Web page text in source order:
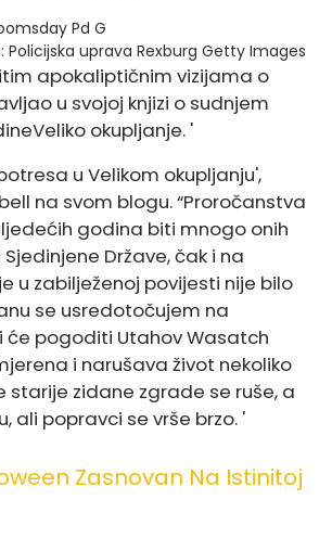
Policijska uprava Rexburg Getty Images
apokaliptičnim vizijama o
u svojoj knjizi o sudnjem
Veliko okupljanje. '
u Velikom okupljanju',
na svom blogu. “Proročanstva
godina biti mnogo onih
Države, čak i na
u zabilježenoj povijesti nije bilo
se usredotočujem na
će pogoditi Utahov Wasatch
i narušava život nekoliko
starije zidane zgrade se ruše, a
ali popravci se vrše brzo. '
Zasnovan Na Istinitoj